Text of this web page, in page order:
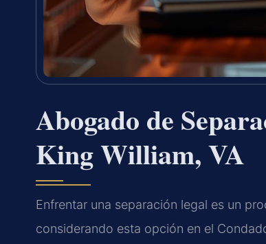
Abogado de
King William, VA
Enfrentar una separación legal es un
considerando esta opción en el